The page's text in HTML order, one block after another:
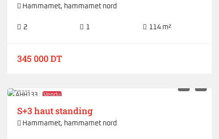
Hammamet, hammamet nord
2 1 114 m²
345 000 DT
AHH133 Vendu
S+3 haut standing
Hammamet, hammamet nord